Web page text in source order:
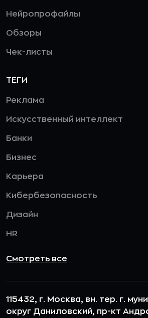
Нейропрофайлы
Обзоры
Чек-листы
ТЕГИ
Реклама
Искусственный интеллект
Банки
Бизнес
Карьера
Кибербезопасность
Дизайн
HR
Смотреть все
115432, г. Москва, вн. тер. г.
округ Даниловский, пр-кт